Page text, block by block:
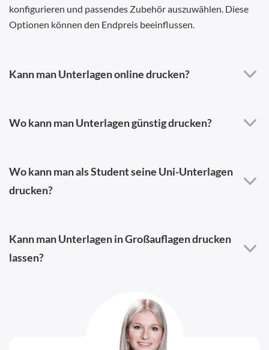
konfigurieren und passendes Zubehör auszuwählen. Diese
Optionen können den Endpreis beeinflussen.
Kann man Unterlagen online drucken?
Wo kann man Unterlagen günstig drucken?
Wo kann man als Student seine Uni-Unterlagen
drucken?
Kann man Unterlagen in Großauflagen drucken
lassen?